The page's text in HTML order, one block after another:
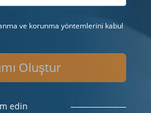
ve korunma yöntemlerini kabul
Oluştur
edin